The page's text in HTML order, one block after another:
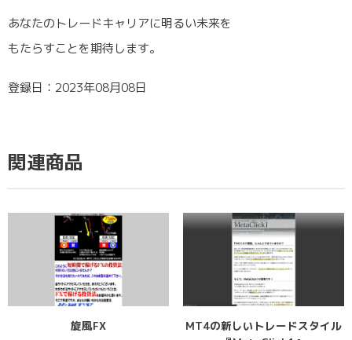
あなたのトレードキャリアに明るい未来を
もたらすことを期待します。
登録日：2023年08月08日
関連商品
旋風FX
MT4の新しいトレードスタイル